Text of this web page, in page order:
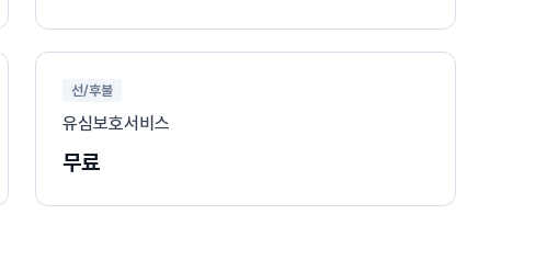
선/후불
유심보호서비스
무료